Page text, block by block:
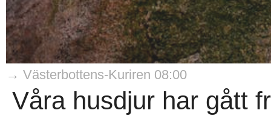
→ Västerbottens-Kuriren 08:00
Våra husdjur har gått